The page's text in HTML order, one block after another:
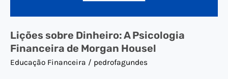
Lições sobre Dinheiro: A Psicologia
Financeira de Morgan Housel
Educação Financeira / pedrofagundes